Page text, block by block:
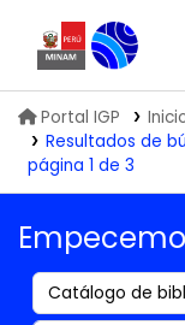
Portal IGP
Resultados de
página 1 de 3